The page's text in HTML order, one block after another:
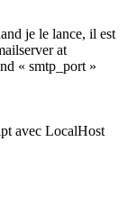
je le lance, il est
at
« smtp_port »
avec LocalHost